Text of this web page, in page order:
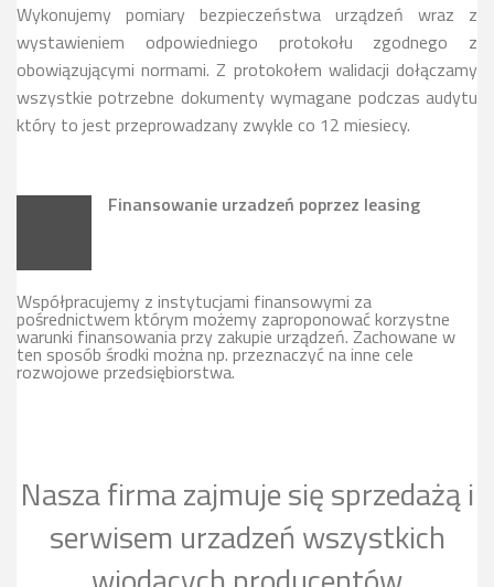
Wykonujemy pomiary bezpieczeństwa urządzeń wraz z
wystawieniem odpowiedniego protokołu zgodnego z
obowiązującymi normami. Z protokołem walidacji dołączamy
wszystkie potrzebne dokumenty wymagane podczas audytu
który to jest przeprowadzany zwykle co 12 miesiecy.
Finansowanie urzadzeń poprzez leasing
Współpracujemy z instytucjami finansowymi za
pośrednictwem którym możemy zaproponować korzystne
warunki finansowania przy zakupie urządzeń. Zachowane w
ten sposób środki można np. przeznaczyć na inne cele
rozwojowe przedsiębiorstwa.
Nasza firma zajmuje się sprzedażą i
serwisem urzadzeń wszystkich